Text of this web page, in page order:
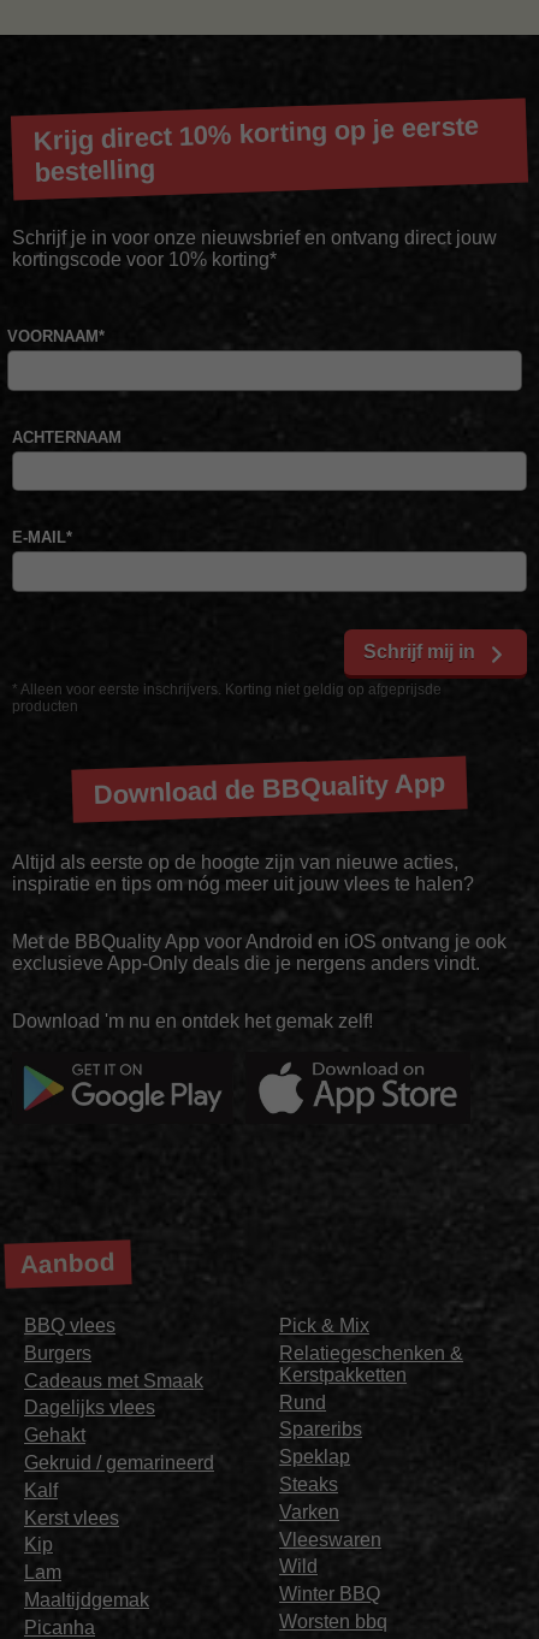
Krijg direct 10% korting op je eerste
bestelling
Schrijf je in voor onze nieuwsbrief en ontvang direct jouw
kortingscode voor 10% korting*
* Alleen voor eerste inschrijvers. Korting niet geldig op afgeprijsde
producten
VOORNAAM*
ACHTERNAAM
E-MAIL*
Schrijf mij in
Download de BBQuality App
Altijd als eerste op de hoogte zijn van nieuwe acties,
inspiratie en tips om nóg meer uit jouw vlees te halen?
Met de BBQuality App voor Android en iOS ontvang je ook
exclusieve App-Only deals die je nergens anders vindt.
Download 'm nu en ontdek het gemak zelf!
Aanbod
BBQ vlees
Burgers
Cadeaus met Smaak
Dagelijks vlees
Gehakt
Gekruid / gemarineerd
Kalf
Kerst vlees
Kip
Lam
Maaltijdgemak
Picanha
Pick & Mix
Relatiegeschenken &
Kerstpakketten
Rund
Spareribs
Speklap
Steaks
Varken
Vleeswaren
Wild
Winter BBQ
Worsten bbq